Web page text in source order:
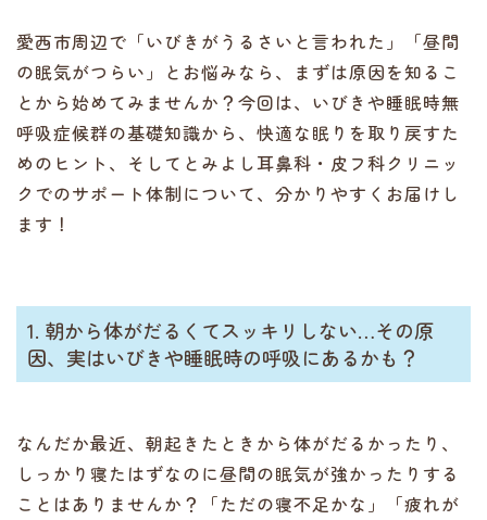
愛西市周辺で「いびきがうるさいと言われた」「昼間
の眠気がつらい」とお悩みなら、まずは原因を知るこ
とから始めてみませんか？今回は、いびきや睡眠時無
呼吸症候群の基礎知識から、快適な眠りを取り戻すた
めのヒント、そしてとみよし耳鼻科・皮フ科クリニッ
クでのサポート体制について、分かりやすくお届けし
ます！
1. 朝から体がだるくてスッキリしない…その原
因、実はいびきや睡眠時の呼吸にあるかも？
なんだか最近、朝起きたときから体がだるかったり、
しっかり寝たはずなのに昼間の眠気が強かったりする
ことはありませんか？「ただの寝不足かな」「疲れが